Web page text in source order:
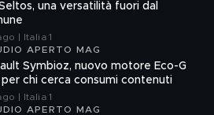
una versatilità fuori dal
| Italia 1
APERTO MAG
Symbioz, nuovo motore Eco-G
per chi cerca consumi contenuti
| Italia 1
APERTO MAG